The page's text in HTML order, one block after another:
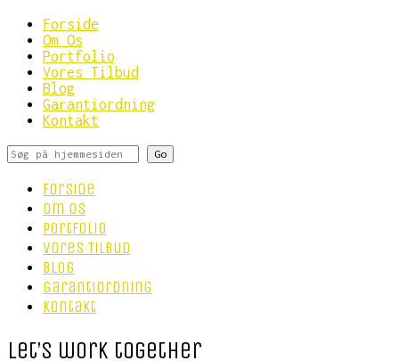
Forside
Om Os
Portfolio
Vores Tilbud
Blog
Garantiordning
Kontakt
Forside
Om Os
Portfolio
Vores Tilbud
Blog
Garantiordning
Kontakt
Let’s work together